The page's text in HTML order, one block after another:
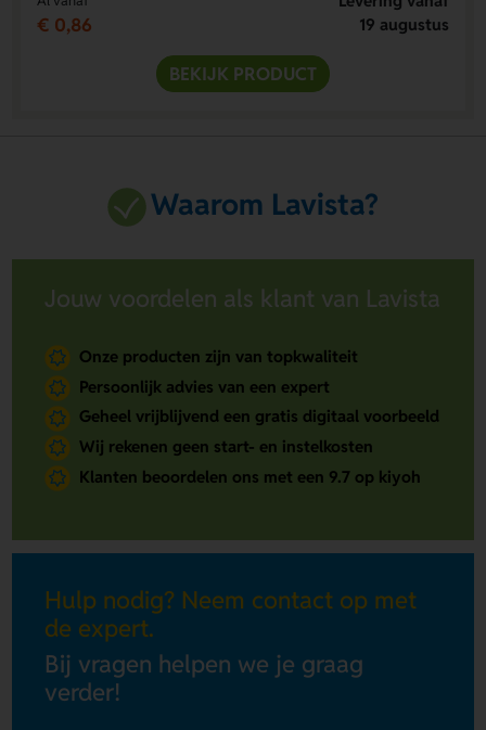
€ 0,86
19 augustus
BEKIJK PRODUCT
Waarom Lavista?
Jouw voordelen als klant van Lavista
Onze producten zijn van topkwaliteit
Persoonlijk advies van een expert
Geheel vrijblijvend een gratis digitaal voorbeeld
Wij rekenen geen start- en instelkosten
Klanten beoordelen ons met een 9.7 op kiyoh
Hulp nodig? Neem contact op met
de expert.
Bij vragen helpen we je graag
verder!